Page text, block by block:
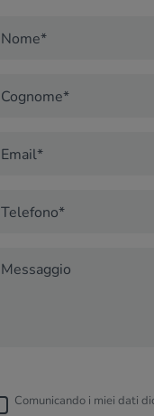
Nome*
Cognome*
Email*
Telefono*
Messaggio
Comunicando i miei dati